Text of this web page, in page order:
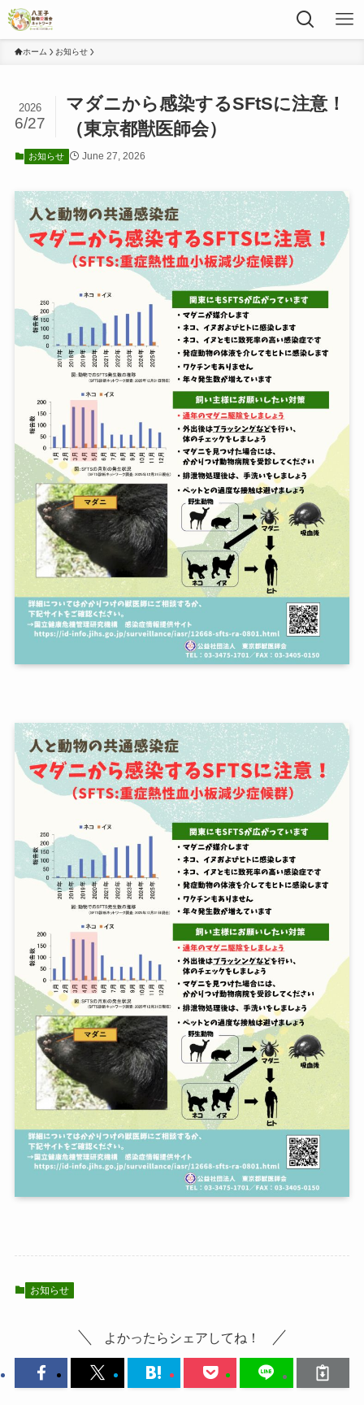
ホーム お知らせ
マダニから感染するSFtSに注意！
（東京都獣医師会）
2026
6/27
お知らせ June 27, 2026
お知らせ
よかったらシェアしてね！